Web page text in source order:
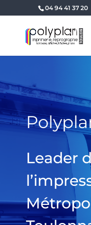
04 94 41 37 20
Leader